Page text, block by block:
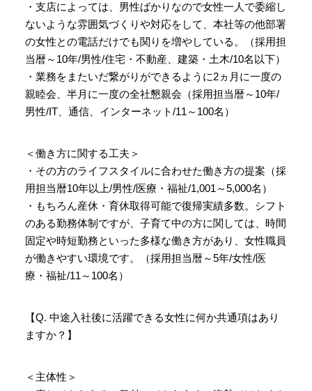
・支店によっては、男性ばかりなので女性一人で委縮し
ないような雰囲気づくりや対応をして、本社等の他部署
の女性との電話だけでも関りを増やしている。（採用担
当暦～10年/男性/住宅・不動産、建築・土木/10名以下）
・業務をまたいだ繋がりができるように2ヵ月に一度の
親睦会、半月に一度の全社懇親会（採用担当暦～10年/
男性/IT、通信、インターネット/11～100名）
＜働き方に関する工夫＞
・その方のライフスタイルに合わせた働き方の提案（採
用担当暦10年以上/男性/医療・福祉/1,001～5,000名）
・もちろん産休・育休取得可能で復帰実績多数。シフト
のある勤務体制ですが、子育て中の方に関しては、時間
固定や時短勤務といった多様な働き方があり、女性職員
が働きやすい環境です。（採用担当暦～5年/女性/医
療・福祉/11～100名）
【Q. 中途入社後に活躍できる女性に何か共通項はあり
ますか？】
＜主体性＞